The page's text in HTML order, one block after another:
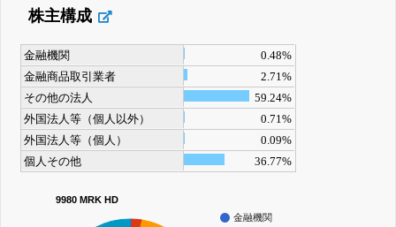
株主構成
金融機関
0.48%
金融商品取引業者
2.71%
その他の法人
59.24%
外国法人等（個人以外）
0.71%
外国法人等（個人）
0.09%
個人その他
36.77%
9980 MRK HD
金融機関